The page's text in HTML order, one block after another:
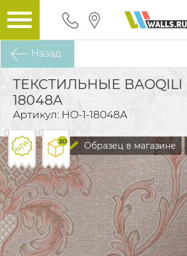
Назад
ТЕКСТИЛЬНЫЕ BAOQILI
18048A
Артикул: HO-1-18048A
Образец в магазине